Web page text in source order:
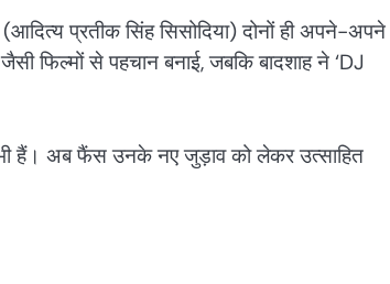
प्रतीक सिंह सिसोदिया) दोनों ही अपने-अपने
फिल्मों से पहचान बनाई, जबकि बादशाह ने ‘DJ
हैं। अब फैंस उनके नए जुड़ाव को लेकर उत्साहित